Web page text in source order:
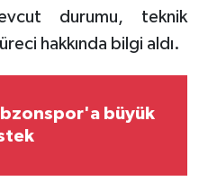
durumu, teknik
hakkında bilgi aldı.
büyük